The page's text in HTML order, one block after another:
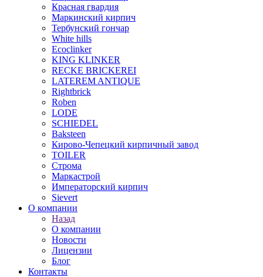
Красная гвардия
Маркинский кирпич
Тербунский гончар
White hills
Ecoclinker
KING KLINKER
RECKE BRICKEREI
LATEREM ANTIQUE
Rightbrick
Roben
LODE
SCHIEDEL
Baksteen
Кирово-Чепецкий кирпичный завод
TOILER
Строма
Маркастрой
Императорский кирпич
Sievert
О компании
Назад
О компании
Новости
Лицензии
Блог
Контакты